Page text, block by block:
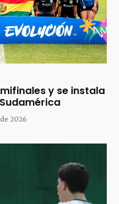
y se instala
2026